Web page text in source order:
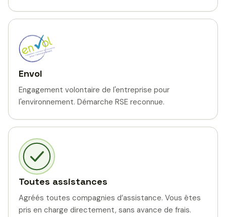
Envol
Engagement volontaire de l'entreprise pour
l'environnement. Démarche RSE reconnue.
Toutes assistances
Agréés toutes compagnies d’assistance. Vous êtes
pris en charge directement, sans avance de frais.